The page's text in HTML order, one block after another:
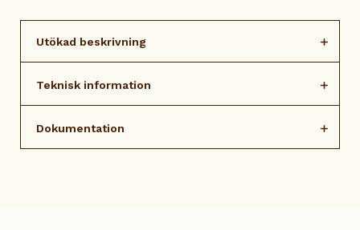
Utökad beskrivning
Teknisk information
Dokumentation